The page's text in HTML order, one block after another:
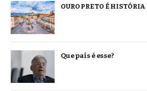
OURO PRETO É HISTÓRIA
Que país é esse?